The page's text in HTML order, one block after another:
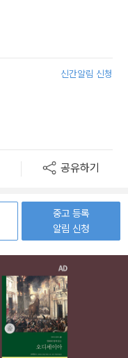
신간알림 신청
공유하기
중고 등록
알림 신청